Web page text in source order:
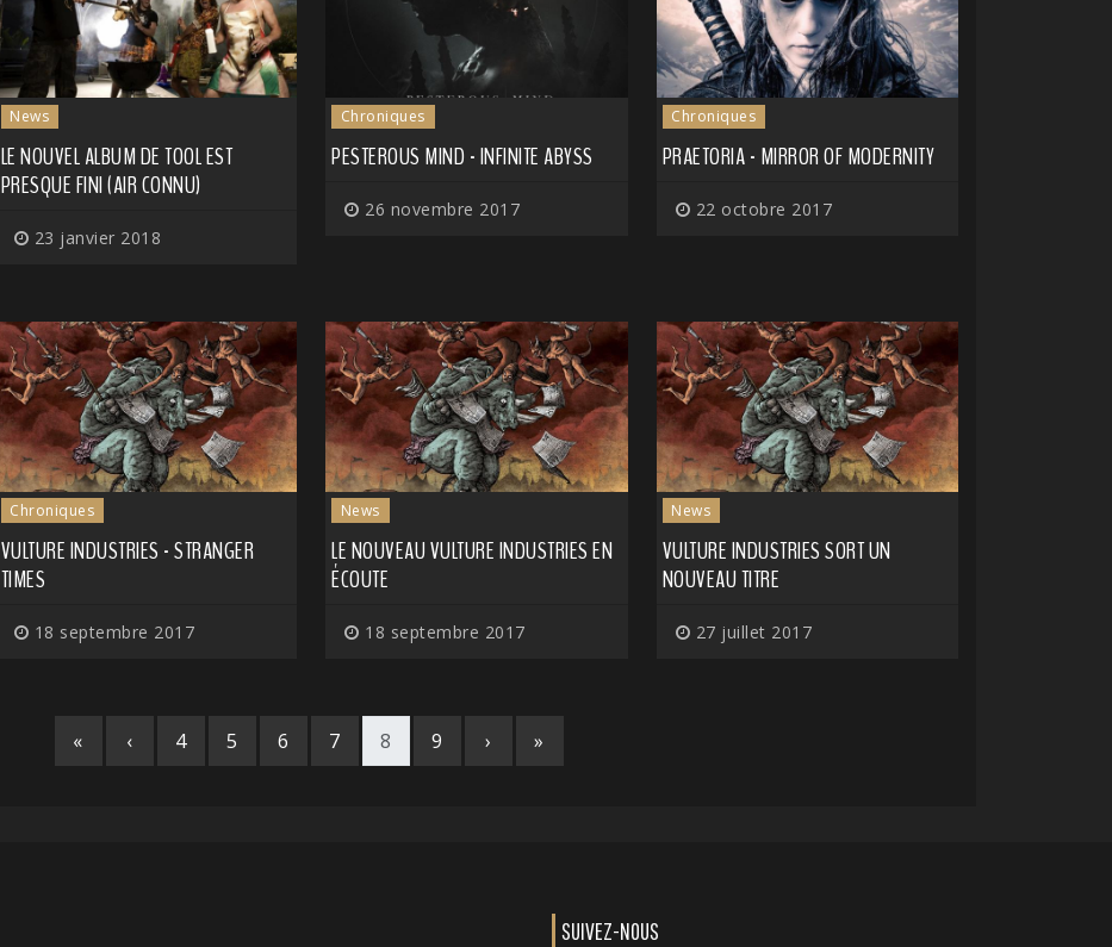
News
LE NOUVEL ALBUM DE TOOL EST
PRESQUE FINI (AIR CONNU)
23 janvier 2018
Chroniques
PESTEROUS MIND - INFINITE ABYSS
26 novembre 2017
Chroniques
PRAETORIA - MIRROR OF MODERNITY
22 octobre 2017
Chroniques
VULTURE INDUSTRIES - STRANGER
TIMES
18 septembre 2017
News
LE NOUVEAU VULTURE INDUSTRIES EN
ÉCOUTE
18 septembre 2017
News
VULTURE INDUSTRIES SORT UN
NOUVEAU TITRE
27 juillet 2017
« ‹ 4 5 6 7 8 9 › »
SUIVEZ-NOUS